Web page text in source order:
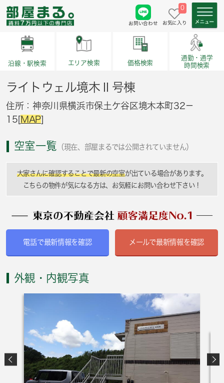
お問い合わせ
0
お気に入り
沿線・駅検索 エリア検索 価格検索
通勤・通学
時間検索
ライトウェル境木Ⅱ号棟
住所：神奈川県横浜市保土ケ谷区境木本町32－
15[MAP]
空室一覧 （現在、部屋まるでは公開されていません）
大家さんに確認することで最新の空室が出ている場合があります。
こちらの物件が気になる方は、お気軽にお問い合わせ下さい！
電話で最新情報を確認 メールで最新情報を確認
外観・内観写真